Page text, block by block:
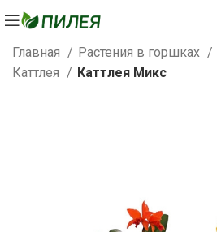
Главная Растения в горшках
Каттлея
Каттлея Микс